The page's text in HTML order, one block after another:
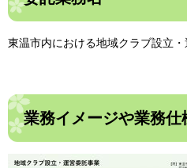
東温市内における地域クラブ設立・
業務イメージや業務仕